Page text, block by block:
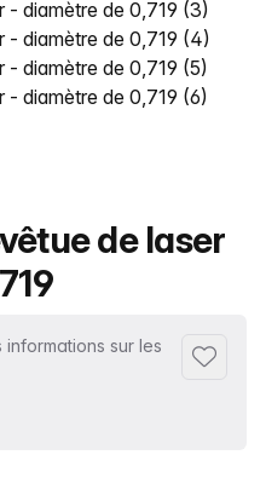
de laser
sur les
Ajouter